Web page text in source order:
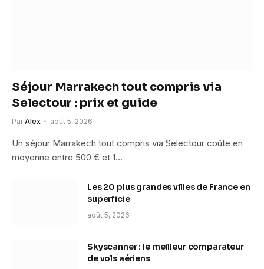
Séjour Marrakech tout compris via
Selectour : prix et guide
Par Alex août 5, 2026
Un séjour Marrakech tout compris via Selectour coûte en
moyenne entre 500 € et 1…
Les 20 plus grandes villes de France en
superficie
août 5, 2026
Skyscanner : le meilleur comparateur
de vols aériens